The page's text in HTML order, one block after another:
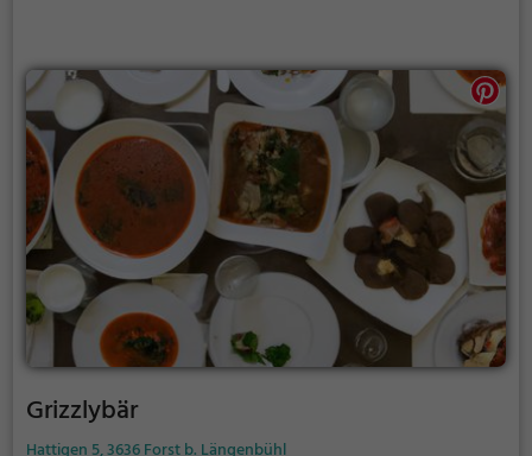
Grizzlybär
Hattigen 5, 3636 Forst b. Längenbühl